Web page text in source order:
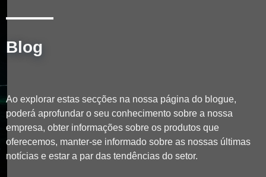
Blog
Ao explorar estas secções na nossa página do blogue,
poderá aprofundar o seu conhecimento sobre a nossa
empresa, obter informações sobre os produtos que
oferecemos, manter-se informado sobre as nossas últimas
notícias e estar a par das tendências do setor.